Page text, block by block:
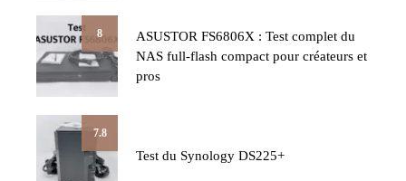
8
ASUSTOR FS6806X : Test complet du
NAS full-flash compact pour créateurs et
pros
7.8
Test du Synology DS225+